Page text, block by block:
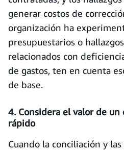
generar costos de
organización ha
presupuestarios o
relacionados con
de gastos, ten en cuenta
de base.
4. Considera el valor de
rápido
Cuando la conciliación y